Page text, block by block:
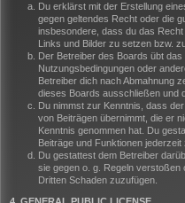
Du erklärst mit der Erstellung
gegen geltendes Recht oder die
insbesondere, dass du das
Links und Bilder zu setzen bzw.
Der Betreiber des Boards übt
Nutzungsbedingungen oder
Betreiber dich nach Abmahnung
dieses Boards ausschließen und
Du nimmst zur Kenntnis, dass
von Beiträgen übernimmt, die er
Kenntnis genommen hat. Du
Beiträge und Funktionen
Du gestattest dem Betreiber
sie gegen o. g. Regeln verstoßen
Dritten Schaden zuzufügen.
4. GENERAL PUBLIC LICENSE